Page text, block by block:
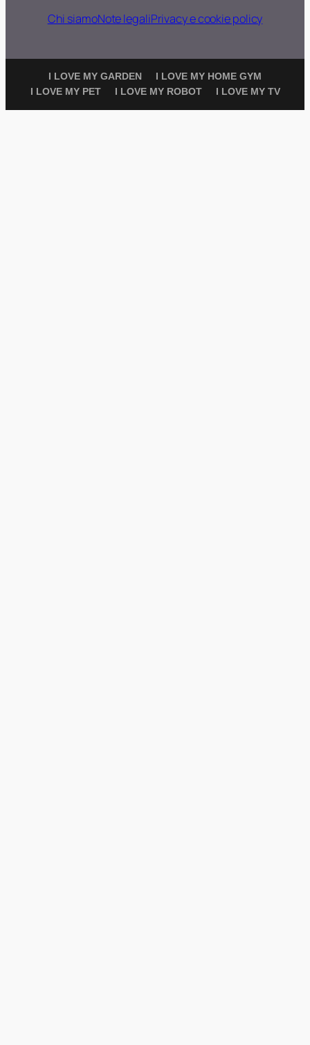
Chi siamoNote legaliPrivacy e cookie policy
I LOVE MY GARDEN
I LOVE MY HOME GYM
I LOVE MY PET
I LOVE MY ROBOT I LOVE MY TV